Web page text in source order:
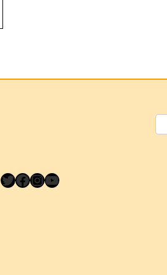
Twitter
Facebook
Instagram
YouTube